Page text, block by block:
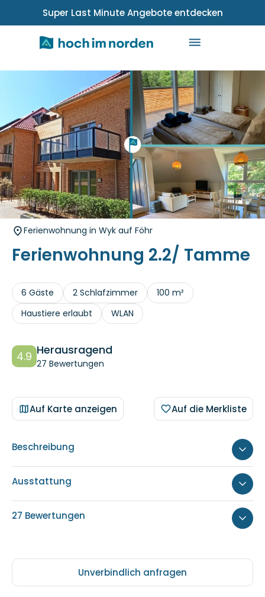
Super Last Minute Angebote entdecken
Ferienwohnung in Wyk auf Föhr
Ferienwohnung 2.2/ Tamme
6 Gäste 2 Schlafzimmer
100 m²
Haustiere erlaubt
WLAN
4.9 Herausragend
27 Bewertungen
Auf Karte anzeigen Auf die Merkliste
Beschreibung
Ausstattung
27 Bewertungen
Unverbindlich anfragen